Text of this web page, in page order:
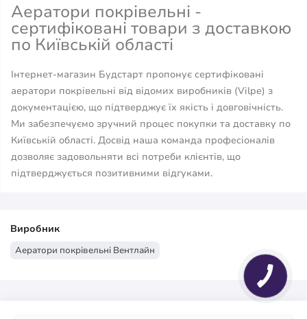
Аератори покрівельні -
сертифіковані товари з доставкою
по Київській області
Інтернет-магазин Будстарт пропонує сертифіковані
аератори покрівельні від відомих виробників (Vilpe) з
документацією, що підтверджує їх якість і довговічність.
Ми забезпечуємо зручний процес покупки та доставку по
Київській області. Досвід наша команда професіоналів
дозволяє задовольняти всі потреби клієнтів, що
підтверджується позитивними відгуками.
Виробник
Аератори покрівельні Вентлайн